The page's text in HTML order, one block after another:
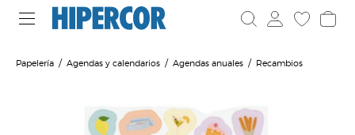
Papelería Agendas y calendarios Agendas anuales Recambios